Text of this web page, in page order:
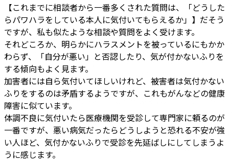
【これまでに相談者から一番多くされた質問は、「どうした
らパワハラをしている本人に気付いてもらえるか」】だそう
ですが、私も似たような相談や質問をよく受けます。
それどころか、明らかにハラスメントを被っているにもかか
わらず、「自分が悪い」と否認したり、気が付かないふりを
する傾向もよく見ます。
加害者には自ら気付いてほしいけれど、被害者は気付かない
ふりをするのは矛盾するようですが、これもがんなどの健康
障害に似ています。
体調不良に気付いたら医療機関を受診して専門家に頼るのが
一番ですが、悪い病気だったらどうしようと恐れる不安が強
い人ほど、気付かないふりで受診を先延ばしにしてしまうよ
うに感じます。